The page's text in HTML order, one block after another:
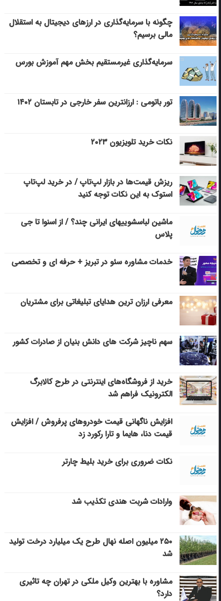
چگونه با سرمایه‌گذاری در ارزهای دیجیتال به استقلال
مالی برسیم؟
سرمایه‌گذاری غیرمستقیم بخش مهم آموزش بورس
تور باتومی : ارزانترین سفر خارجی در تابستان ۱۴۰۲
نکات خرید تلویزیون ۲۰۲۳
ریزش قیمت‌ها در بازار لپ‌تاپ / در خرید لپ‌تاپ
استوک به این نکات توجه کنید
ماشین لباسشویی‎های ایرانی چند؟ / از اسنوا تا جی
پلاس
خدمات مشاوره سئو در تبریز + حرفه ای و تخصصی
معرفی ارزان ترین هدایای تبلیغاتی برای مشتریان
سهم ناچیز شرکت های دانش بنیان از صادرات کشور
خرید از فروشگاه‌های اینترنتی در طرح کالابرگ
الکترونیک فراهم شد
افزایش ناگهانی قیمت خودروهای پرفروش / افزایش
قیمت دنا، هایما و تارا رکورد زد
نکات ضروری برای خرید بلیط چارتر
وارادات شربت هندی تکذیب شد
۲۵۰ میلیون اصله نهال طرح یک میلیارد درخت تولید
شد
مشاوره با بهترین وکیل ملکی در تهران چه تاثیری
دارد؟